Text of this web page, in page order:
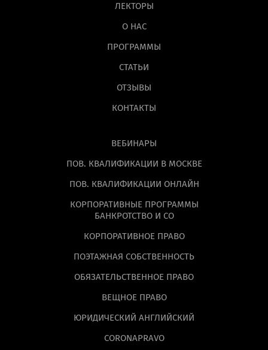
ЛЕКТОРЫ
О НАС
ПРОГРАММЫ
СТАТЬИ
ОТЗЫВЫ
КОНТАКТЫ
ВЕБИНАРЫ
ПОВ. КВАЛИФИКАЦИИ В МОСКВЕ
ПОВ. КВАЛИФИКАЦИИ ОНЛАЙН
КОРПОРАТИВНЫЕ ПРОГРАММЫ
БАНКРОТСТВО И СО
КОРПОРАТИВНОЕ ПРАВО
ПОЭТАЖНАЯ СОБСТВЕННОСТЬ
ОБЯЗАТЕЛЬСТВЕННОЕ ПРАВО
ВЕЩНОЕ ПРАВО
ЮРИДИЧЕСКИЙ АНГЛИЙСКИЙ
CORONAPRAVO